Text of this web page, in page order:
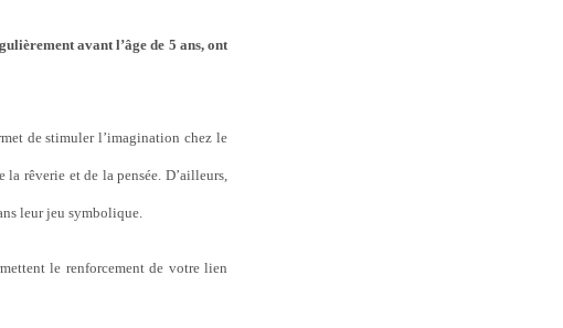
avant l’âge de 5 ans, ont
de stimuler l’imagination chez le
rêverie et de la pensée. D’ailleurs,
leur jeu symbolique.
le renforcement de votre lien